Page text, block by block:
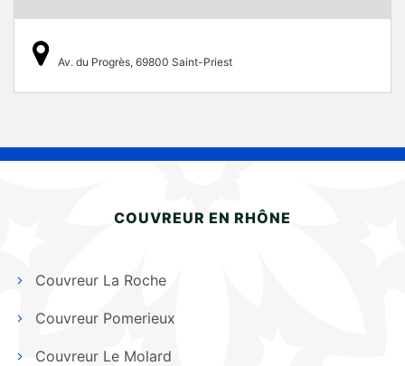
Av. du Progrès, 69800 Saint-Priest
COUVREUR EN RHÔNE
Couvreur La Roche
Couvreur Pomerieux
Couvreur Le Molard